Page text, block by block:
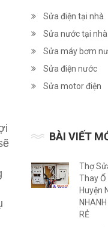
Sửa điện tại nhà
Sửa nước tại nhà
Sửa máy bơm
Sửa điện nước
Sửa motor điện
BÀI VIẾT
Thợ
Thay Ổ
Huyện
RẺ